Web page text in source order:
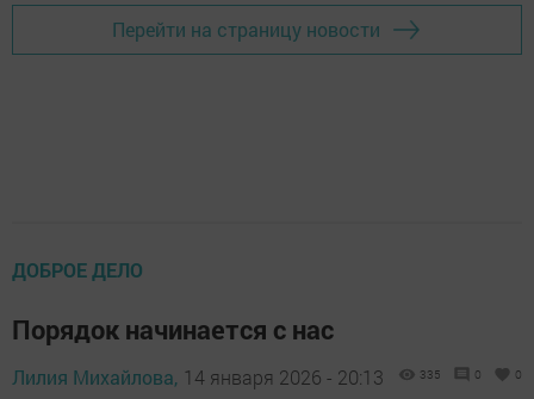
Перейти на страницу новости
ДОБРОЕ ДЕЛО
Порядок начинается с нас
Лилия Михайлова, 14 января 2026 - 20:13 335 0 0